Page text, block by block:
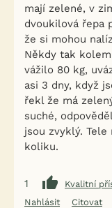
mají zelené, v
dvoukilová řepa
že si mohou
Někdy tak
vážilo 80 kg,
asi 3 dny, když
řekl že má
suché,
jsou zvyklý.
koliku.
1
Kvalitní
Nahlásit
Citovat